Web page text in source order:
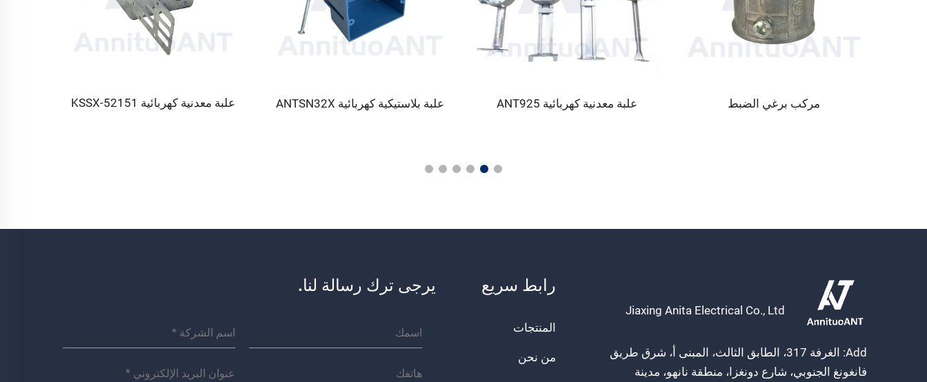
مركب برغي الضبط علبة معدنية كهربائية ANT925 علبة بلاستيكية كهربائية ANTSN32X علبة معدنية كهربائية 52151-KSSX
Jiaxing Anita Electrical Co., Ltd
Add: الغرفة 317، الطابق الثالث، المبنى أ، شرق طريق
فانغونغ الجنوبي، شارع دونغزا، منطقة نانهو، مدينة
رابط سريع
المنتجات
من نحن
يرجى ترك رسالة لنا.